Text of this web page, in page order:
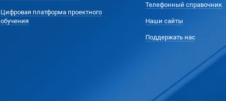
Цифровая платформа проектного
обучения
Телефонный справочник
Наши сайты
Поддержать нас